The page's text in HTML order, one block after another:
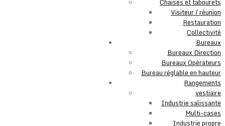
Visiteur / réunion
Restauration
Collectivité
Bureaux
Bureaux Direction
Bureaux Opérateurs
Bureau réglable en hauteur
Rangements
vestiaire
Industrie salissante
Multi-cases
Industrie propre